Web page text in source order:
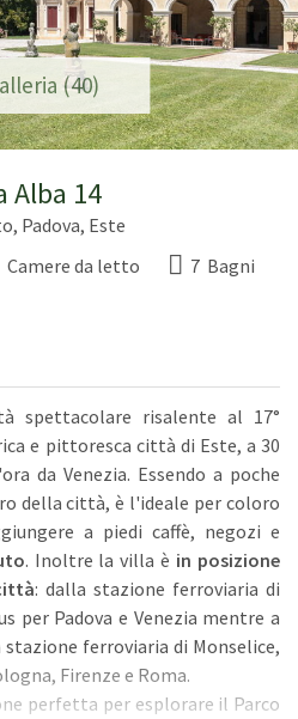
(40)
Alba 14
, Padova, Este
Camere da letto 7 Bagni
spettacolare risalente al 17°
e pittoresca città di Este, a 30
da Venezia. Essendo a poche
della città, è l'ideale per coloro
a piedi caffè, negozi e
. Inoltre la villa è in posizione
: dalla stazione ferroviaria di
per Padova e Venezia mentre a
ferroviaria di Monselice,
Firenze e Roma.
perfetta per esplorare il Parco